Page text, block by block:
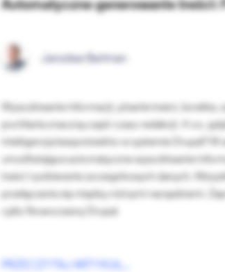
Automatyczne generowanie treści:
Jarosław Bartman
Wyszukiwanie informacji, pisanie treści, korekta,
pochłania znaczną część czasu redakcji. A co,
inteligencja bezpośrednio w systemie Drupal? W
umożliwiające automatyczne wyszukiwanie
treści i pobieranie szczegółowych danych.
przełączania się między różnymi narzędziami.
cyklu Nowoczesny Drupal.
PRZECZYTAJ ARTYKUŁ...